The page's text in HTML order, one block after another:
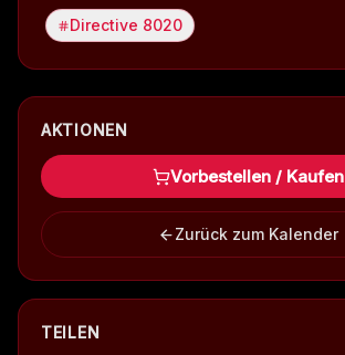
Directive 8020
AKTIONEN
Vorbestellen / Kaufen
Zurück zum Kalender
TEILEN